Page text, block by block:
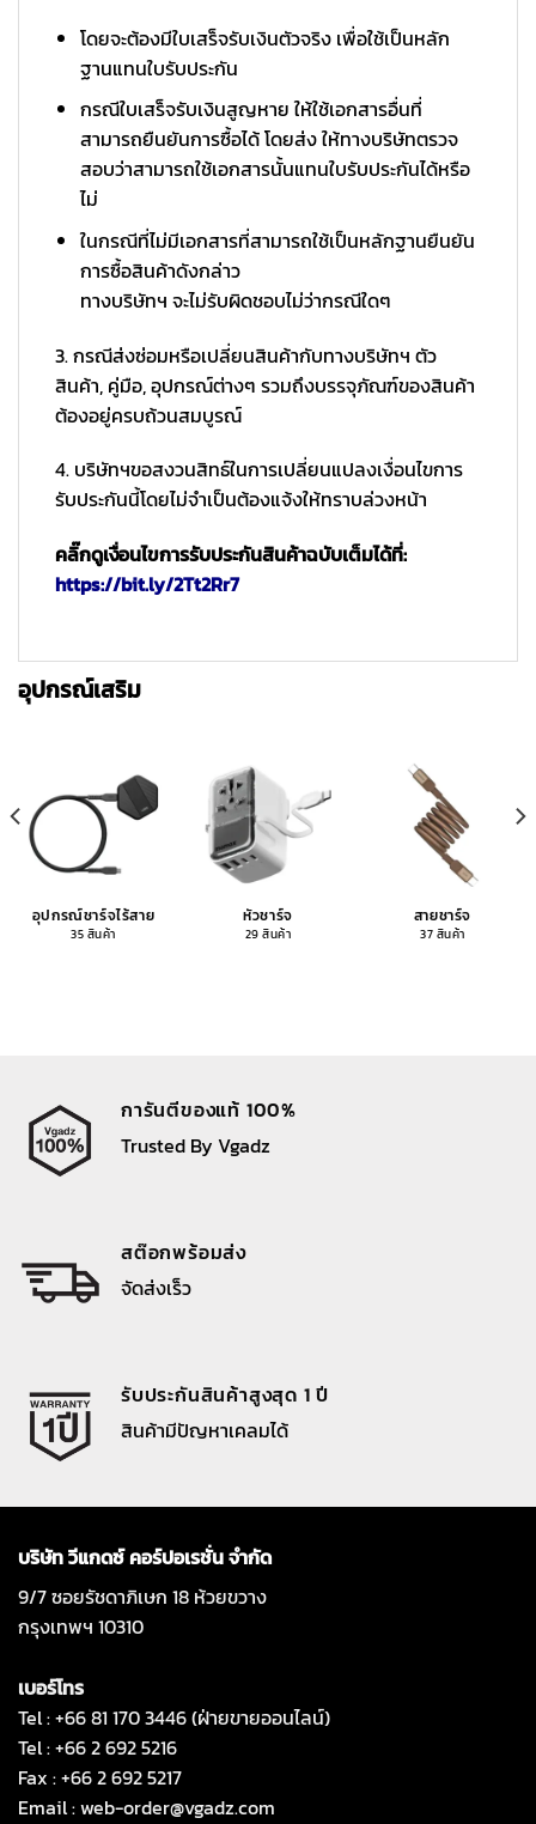
โดยจะต้องมีใบเสร็จรับเงินตัวจริง เพื่อใช้เป็นหลัก
ฐานแทนใบรับประกัน
กรณีใบเสร็จรับเงินสูญหาย ให้ใช้เอกสารอื่นที่
สามารถยืนยันการซื้อได้ โดยส่ง ให้ทางบริษัทตรวจ
สอบว่าสามารถใช้เอกสารนั้นแทนใบรับประกันได้หรือ
ไม่
ในกรณีที่ไม่มีเอกสารที่สามารถใช้เป็นหลักฐานยืนยัน
การซื้อสินค้าดังกล่าว
ทางบริษัทฯ จะไม่รับผิดชอบไม่ว่ากรณีใดๆ
3. กรณีส่งซ่อมหรือเปลี่ยนสินค้ากับทางบริษัทฯ ตัว
สินค้า, คู่มือ, อุปกรณ์ต่างๆ รวมถึงบรรจุภัณฑ์ของสินค้า
ต้องอยู่ครบถ้วนสมบูรณ์
4. บริษัทฯขอสงวนสิทธ์ในการเปลี่ยนแปลงเงื่อนไขการ
รับประกันนี้โดยไม่จำเป็นต้องแจ้งให้ทราบล่วงหน้า
คลิ๊กดูเงื่อนไขการรับประกันสินค้าฉบับเต็มได้ที่:
https://bit.ly/2Tt2Rr7
อุปกรณ์เสริม
อุปกรณ์ชาร์จไร้สาย
35 สินค้า
หัวชาร์จ
29 สินค้า
สายชาร์จ
37 สินค้า
การันตีของแท้ 100%
Trusted By Vgadz
สต๊อกพร้อมส่ง
จัดส่งเร็ว
รับประกันสินค้าสูงสุด 1 ปี
สินค้ามีปัญหาเคลมได้
บริษัท วีแกดซ์ คอร์ปอเรชั่น จำกัด
9/7 ซอยรัชดาภิเษก 18 ห้วยขวาง
กรุงเทพฯ 10310
เบอร์โทร
Tel : +66 81 170 3446 (ฝ่ายขายออนไลน์)
Tel : +66 2 692 5216
Fax : +66 2 692 5217
Email :web-order@vgadz.com